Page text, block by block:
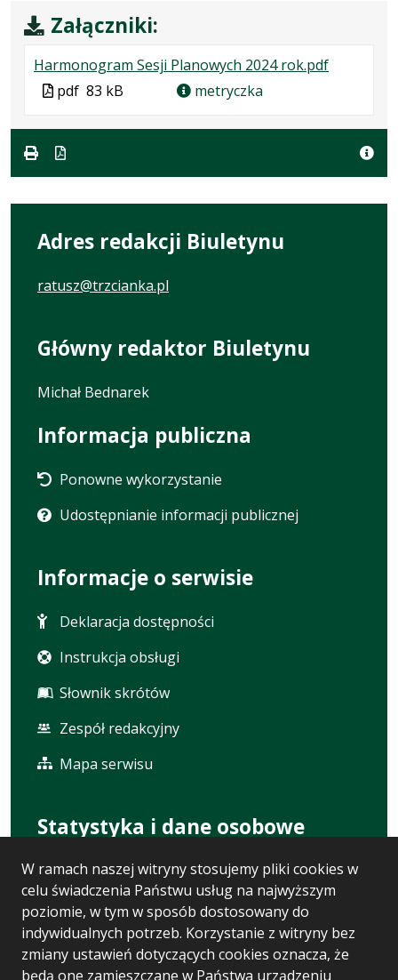
W ramach naszej witryny stosujemy pliki cookies w
celu świadczenia Państwu usług na najwyższym
poziomie, w tym w sposób dostosowany do
indywidualnych potrzeb. Korzystanie z witryny bez
zmiany ustawień dotyczących cookies oznacza, że
będą one zamieszczane w Państwa urządzeniu
Załączniki:
Harmonogram Sesji Planowych 2024 rok.pdf.
formacie:
.
83
.
w
nowej
Plik
formacie
pdf 83 kB metryczka
Adres redakcji Biuletynu
ratusz@trzcianka.pl
Główny redaktor Biuletynu
Michał Bednarek
Informacja publiczna
Ponowne wykorzystanie
Udostępnianie informacji publicznej
Informacje o serwisie
Deklaracja dostępności
Instrukcja obsługi
Słownik skrótów
Zespół redakcyjny
Mapa serwisu
Statystyka i dane osobowe
Statystyki oglądalności
Ostatnio dodane
Polityka prywatności